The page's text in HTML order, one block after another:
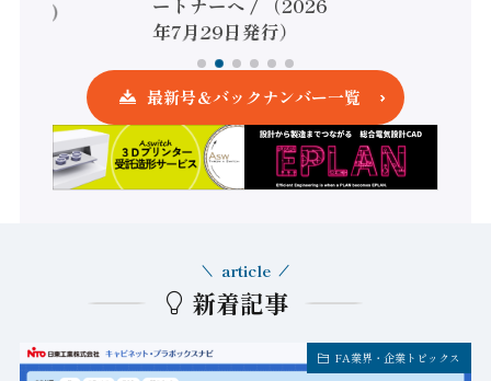
発行）
ートナーへ / （2026
年7月29日発行）
最新号＆バックナンバー一覧
新着記事
article
FA業界・企業トピックス